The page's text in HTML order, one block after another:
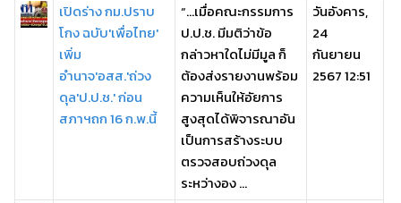
เปิดร่าง กม.ปราบ
โกง ฉบับ'เพื่อไทย'
เพิ่ม
อำนาจ'อสส.'ถ่วง
ดุล'ป.ป.ช.' ก่อน
สภาฯถก 16 ก.พ.นี้
“…เมื่อคณะกรรมการ
ป.ป.ช. มีมติว่าข้อ
กล่าวหาใดไม่มีมูล ก็
ต้องส่งรายงานพร้อม
ความเห็นให้อัยการ
สูงสุดได้พิจารณาอัน
เป็นการสร้างระบบ
ตรวจสอบถ่วงดุล
ระหว่างอง ...
วันอังคาร,
24
กันยายน
2567 12:51